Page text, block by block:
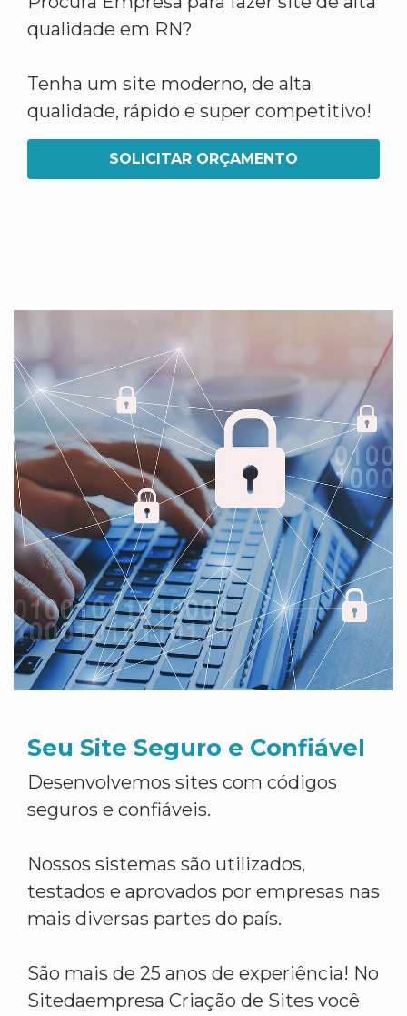
qualidade em RN?
Tenha um site moderno, de alta
qualidade, rápido e super competitivo!
SOLICITAR ORÇAMENTO
Seu Site Seguro e Confiável
Desenvolvemos sites com códigos
seguros e confiáveis.
Nossos sistemas são utilizados,
testados e aprovados por empresas nas
mais diversas partes do país.
São mais de 25 anos de experiência! No
Sitedaempresa Criação de Sites você